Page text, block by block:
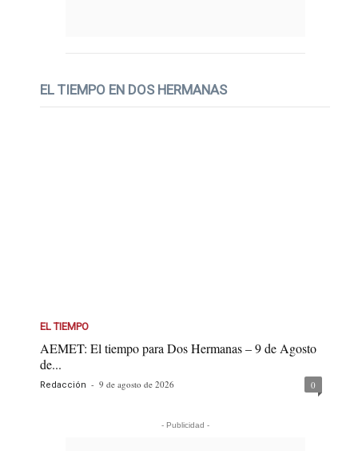
EL TIEMPO EN DOS HERMANAS
EL TIEMPO
AEMET: El tiempo para Dos Hermanas – 9 de Agosto
de...
Redacción - 9 de agosto de 2026 0
- Publicidad -